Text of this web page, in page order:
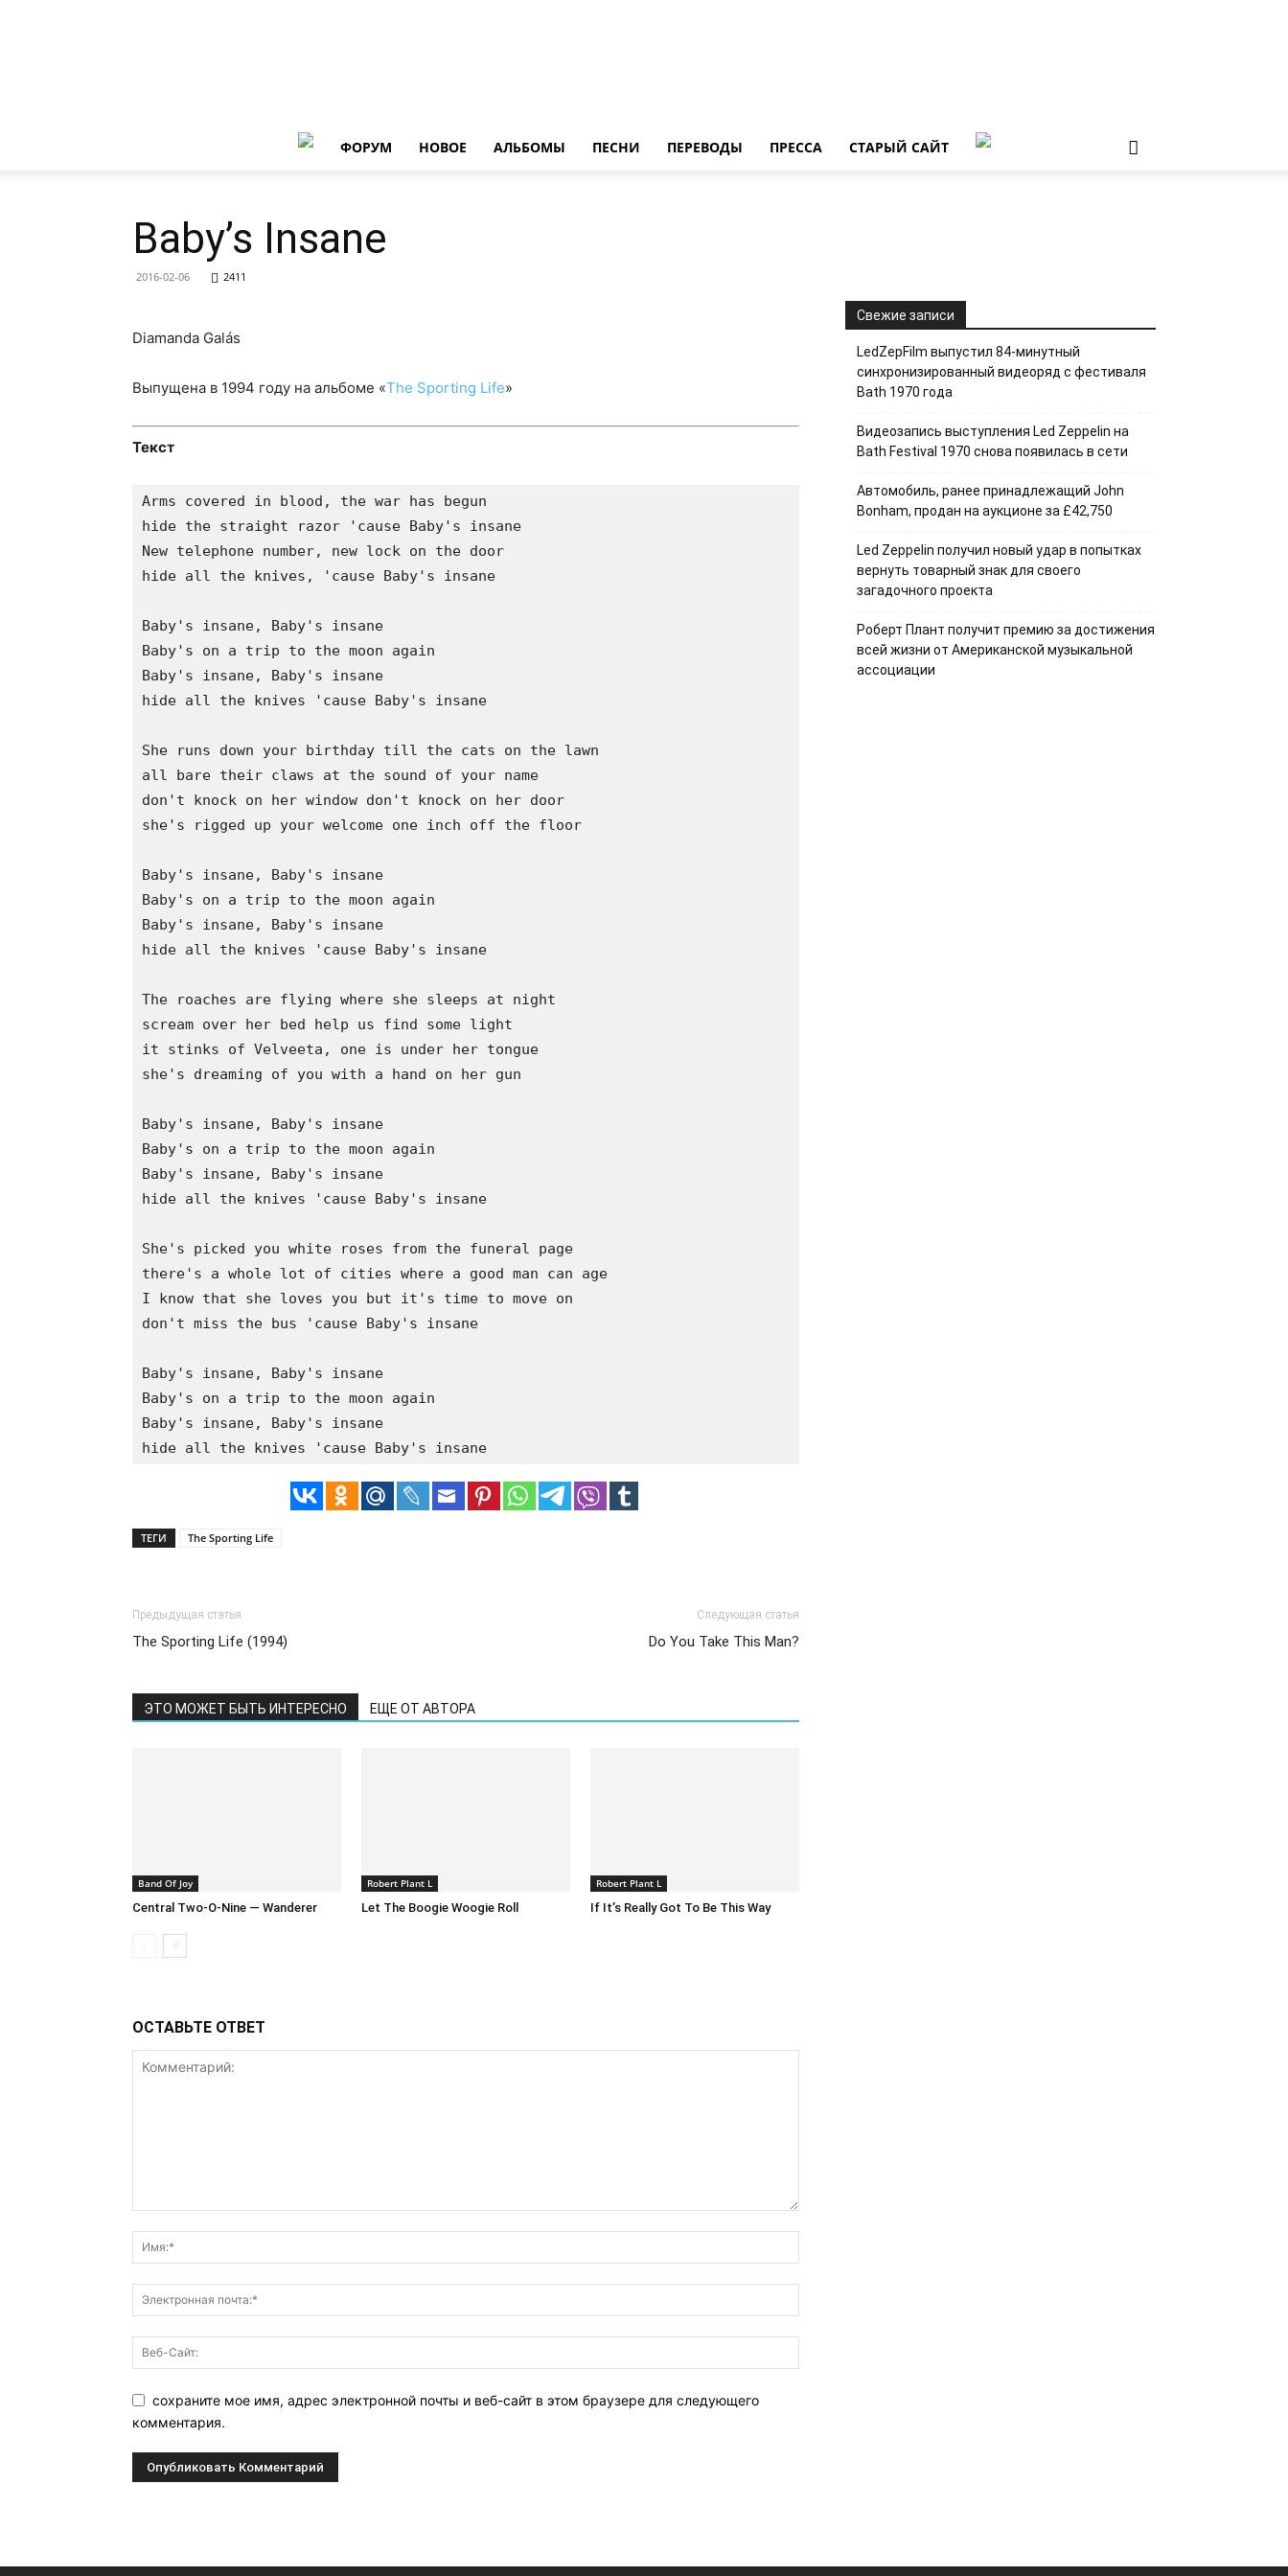
ФОРУМ НОВОE АЛЬБОМЫ ПЕСНИ ПЕРЕВОДЫ ПРЕССА СТАРЫЙ САЙТ
Baby’s Insane
2016-02-06 2411
Diamanda Galás
Выпущена в 1994 году на альбоме «The Sporting Life»
Текст
Arms covered in blood, the war has begun
hide the straight razor 'cause Baby's insane
New telephone number, new lock on the door
hide all the knives, 'cause Baby's insane
Baby's insane, Baby's insane
Baby's on a trip to the moon again
Baby's insane, Baby's insane
hide all the knives 'cause Baby's insane
She runs down your birthday till the cats on the lawn
all bare their claws at the sound of your name
don't knock on her window don't knock on her door
she's rigged up your welcome one inch off the floor
Baby's insane, Baby's insane
Baby's on a trip to the moon again
Baby's insane, Baby's insane
hide all the knives 'cause Baby's insane
The roaches are flying where she sleeps at night
scream over her bed help us find some light
it stinks of Velveeta, one is under her tongue
she's dreaming of you with a hand on her gun
Baby's insane, Baby's insane
Baby's on a trip to the moon again
Baby's insane, Baby's insane
hide all the knives 'cause Baby's insane
She's picked you white roses from the funeral page
there's a whole lot of cities where a good man can age
I know that she loves you but it's time to move on
don't miss the bus 'cause Baby's insane
Baby's insane, Baby's insane
Baby's on a trip to the moon again
Baby's insane, Baby's insane
ТЕГИ The Sporting Life
Предыдущая статья
The Sporting Life (1994)
Следующая статья
Do You Take This Man?
ЭТО МОЖЕТ БЫТЬ ИНТЕРЕСНО ЕЩЕ ОТ АВТОРА
Band Of Joy
Central Two-O-Nine — Wanderer
Robert Plant L
Let The Boogie Woogie Roll
Robert Plant L
If It’s Really Got To Be This Way
ОСТАВЬТЕ ОТВЕТ
сохраните мое имя, адрес электронной почты и веб-сайт в этом браузере для следующего
комментария.
Свежие записи
LedZepFilm выпустил 84-минутный
синхронизированный видеоряд с фестиваля
Bath 1970 года
Видеозапись выступления Led Zeppelin на
Bath Festival 1970 снова появилась в сети
Автомобиль, ранее принадлежащий John
Bonham, продан на аукционе за £42,750
Led Zeppelin получил новый удар в попытках
вернуть товарный знак для своего
загадочного проекта
Роберт Плант получит премию за достижения
всей жизни от Американской музыкальной
ассоциации